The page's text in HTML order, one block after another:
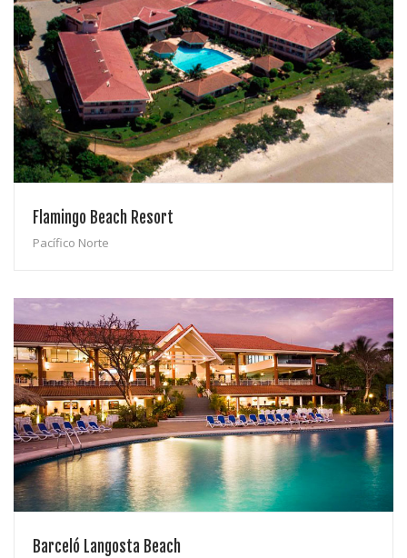
Flamingo Beach Resort
Pacífico Norte
Barceló Langosta Beach